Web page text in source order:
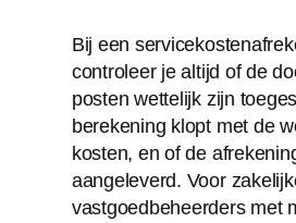
Bij een
controleer je altijd of de
posten wettelijk zijn
berekening klopt met de
kosten, en of de
aangeleverd. Voor
vastgoedbeheerders met